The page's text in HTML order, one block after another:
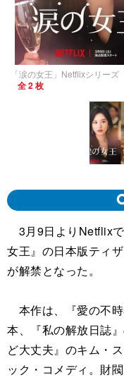
「涙の女王」Netflixシリー
全 2 枚
3月9日よりNetflix
女王』の日本版ティ
が解禁となった。
本作は、『愛の不
本、『私の解放日誌
ど大丈夫』のキム・
ック・コメディ。財